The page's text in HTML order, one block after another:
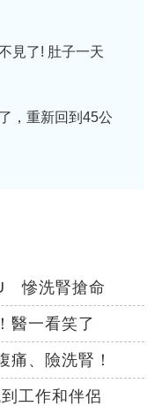
見了! 肚子一天
，重新回到45公
慘洗腎搶命
醫一看笑了
、險洗腎！
工作和伴侶